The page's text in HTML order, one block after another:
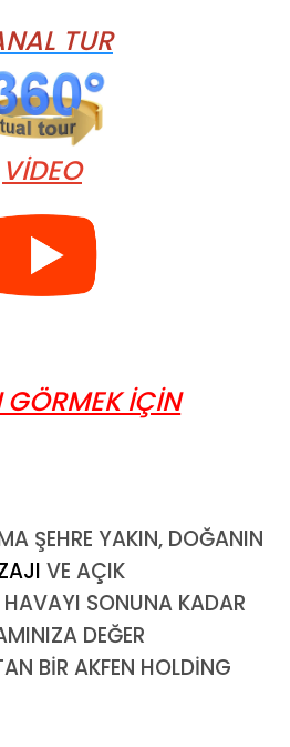
TUR
VİDEO
GÖRMEK İÇİN
ŞEHRE YAKIN, DOĞANIN
VE AÇIK
SONUNA KADAR
DEĞER
BİR AKFEN HOLDİNG